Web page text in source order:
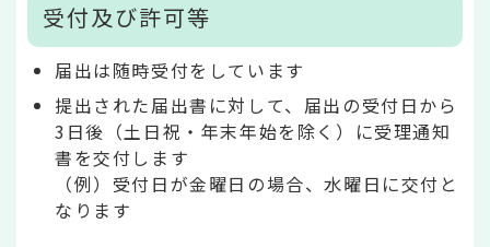
受付及び許可等
届出は随時受付をしています
提出された届出書に対して、届出の受付日から
3日後（土日祝・年末年始を除く）に受理通知
書を交付します
（例）受付日が金曜日の場合、水曜日に交付と
なります